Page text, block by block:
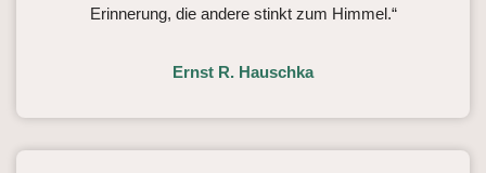
Erinnerung, die andere stinkt zum Himmel.“
Ernst R. Hauschka